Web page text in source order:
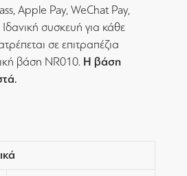
Apple Pay, WeChat Pay,
συσκευή για κάθε
σε επιτραπέζια
βάση NR010. Η βάση